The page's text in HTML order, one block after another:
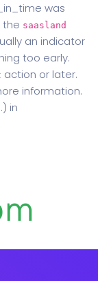
was
the saasland
an indicator
too early.
action or later.
information.
in